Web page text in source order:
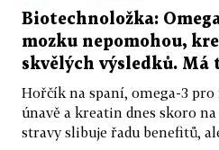
Biotechnoložka:
mozku nepomohou,
skvělých výsledků. Má
Hořčík na spaní, omega-3
únavě a kreatin dnes skoro
stravy slibuje řadu benefitů,